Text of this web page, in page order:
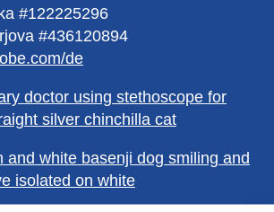
#122225296
#436120894
de
doctor using stethoscope for
silver chinchilla cat
and white basenji dog smiling and
isolated on white